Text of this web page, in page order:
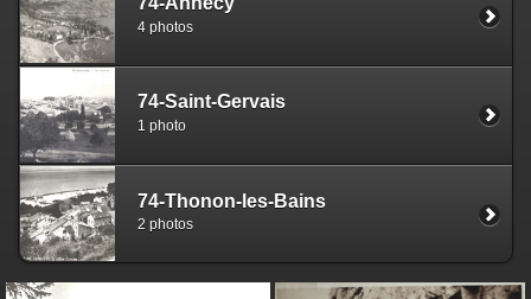
4 photos
74-Saint-Gervais
1 photo
74-Thonon-les-Bains
2 photos